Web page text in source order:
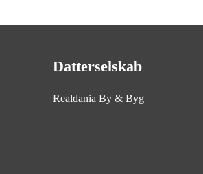
Datterselskab
Realdania By & Byg